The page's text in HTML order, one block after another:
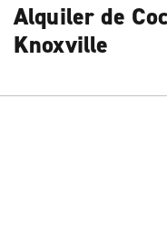
Alquiler de
Knoxville